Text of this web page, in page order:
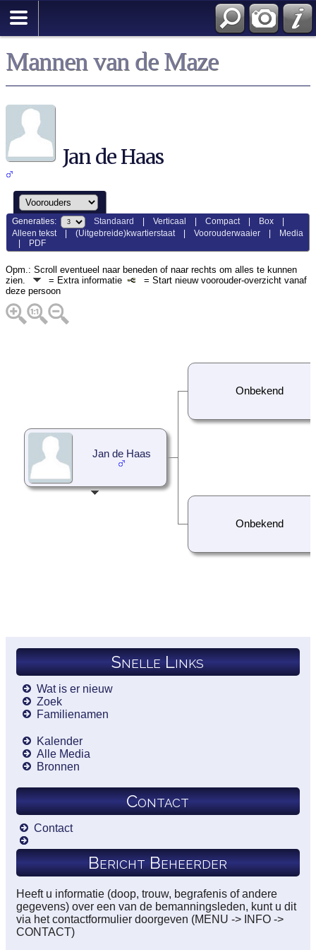
Mannen van de Maze
Jan de Haas
Generaties: Standaard |Verticaal |Compact| Box
Alleen tekst|(Uitgebreide)kwartierstaat|Voorouderwaaier
Media
PDF
Opm.: Scroll eventueel naar beneden of naar rechts om alles te kunnen
zien.
= Extra informatie
= Start nieuw voorouder-overzicht vanaf
deze persoon
Jan de Haas
Onbekend
Onbekend
Snelle Links
Wat is er nieuw
Zoek
Familienamen
Kalender
Alle Media
Bronnen
Contact
Contact
Bericht Beheerder
Heeft u informatie (doop, trouw, begrafenis of andere
gegevens) over een van de bemanningsleden, kunt u dit
via het contactformulier doorgeven (MENU -> INFO ->
CONTACT)